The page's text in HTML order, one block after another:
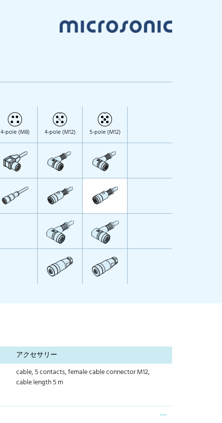
4-pole (M8) 4-pole (M12) 5-pole (M12)
アクセサリー
cable, 5 contacts, female cable connector M12,
cable length 5 m